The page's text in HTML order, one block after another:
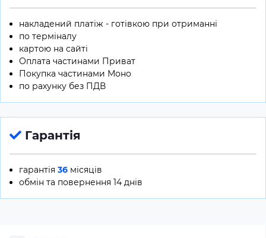
накладений платіж - готівкою при отриманні
по терміналу
картою на сайті
Оплата частинами Приват
Покупка частинами Моно
по рахунку без ПДВ
Гарантія
гарантія 36 місяців
обмін та повернення 14 днів